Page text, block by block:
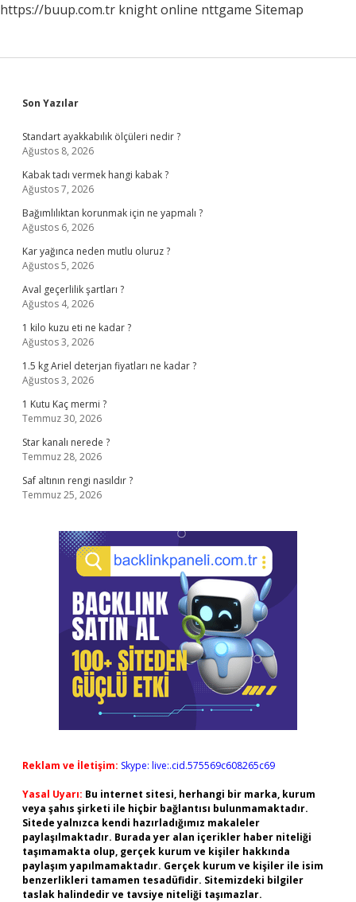
https://buup.com.tr knight online nttgame Sitemap
Sidebar
Son Yazılar
Standart ayakkabılık ölçüleri nedir ?
Ağustos 8, 2026
Kabak tadı vermek hangi kabak ?
Ağustos 7, 2026
Bağımlılıktan korunmak için ne yapmalı ?
Ağustos 6, 2026
Kar yağınca neden mutlu oluruz ?
Ağustos 5, 2026
Aval geçerlilik şartları ?
Ağustos 4, 2026
1 kilo kuzu eti ne kadar ?
Ağustos 3, 2026
1.5 kg Ariel deterjan fiyatları ne kadar ?
Ağustos 3, 2026
1 Kutu Kaç mermi ?
Temmuz 30, 2026
Star kanalı nerede ?
Temmuz 28, 2026
Saf altının rengi nasıldır ?
Temmuz 25, 2026
Reklam ve İletişim: Skype: live:.cid.575569c608265c69
Yasal Uyarı: Bu internet sitesi, herhangi bir marka, kurum
veya şahıs şirketi ile hiçbir bağlantısı bulunmamaktadır.
Sitede yalnızca kendi hazırladığımız makaleler
paylaşılmaktadır. Burada yer alan içerikler haber niteliği
taşımamakta olup, gerçek kurum ve kişiler hakkında
paylaşım yapılmamaktadır. Gerçek kurum ve kişiler ile isim
benzerlikleri tamamen tesadüfidir. Sitemizdeki bilgiler
taslak halindedir ve tavsiye niteliği taşımazlar.